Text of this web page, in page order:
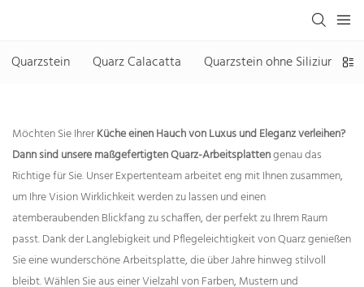
Quarzstein Quarz Calacatta Quarzstein ohne
Möchten Sie IhrerKüche einen Hauch von Luxus und Eleganz verleihen?
Dann sind unsere maßgefertigten Quarz-Arbeitsplattengenau das
Richtige für Sie. Unser Expertenteam arbeitet eng mit Ihnen zusammen,
um Ihre Vision Wirklichkeit werden zu lassen und einen
atemberaubenden Blickfang zu schaffen, der perfekt zu Ihrem Raum
passt. Dank der Langlebigkeit und Pflegeleichtigkeit von Quarz genießen
Sie eine wunderschöne Arbeitsplatte, die über Jahre hinweg stilvoll
bleibt. Wählen Sie aus einer Vielzahl von Farben, Mustern und